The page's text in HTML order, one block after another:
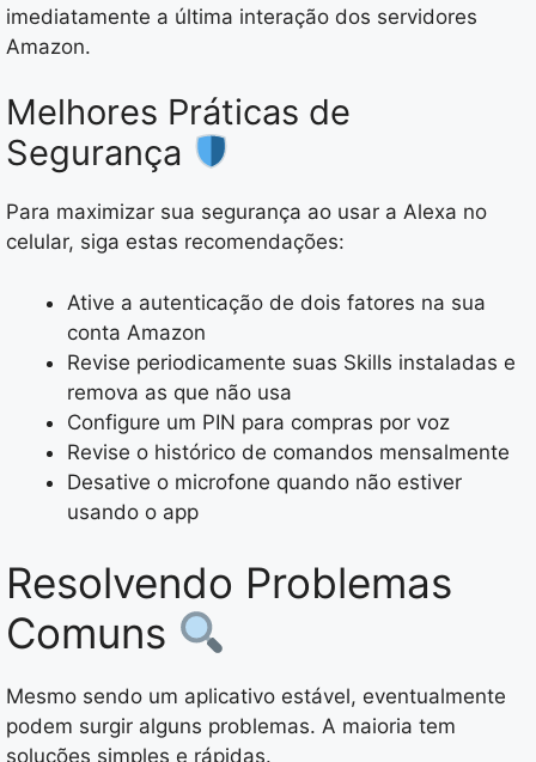
imediatamente a última interação dos servidores
Amazon.
Melhores Práticas de
Segurança
Para maximizar sua segurança ao usar a Alexa no
celular, siga estas recomendações:
Ative a autenticação de dois fatores na sua
conta Amazon
Revise periodicamente suas Skills instaladas e
remova as que não usa
Configure um PIN para compras por voz
Revise o histórico de comandos mensalmente
Desative o microfone quando não estiver
usando o app
Resolvendo Problemas
Comuns
Mesmo sendo um aplicativo estável, eventualmente
podem surgir alguns problemas. A maioria tem
soluções simples e rápidas.